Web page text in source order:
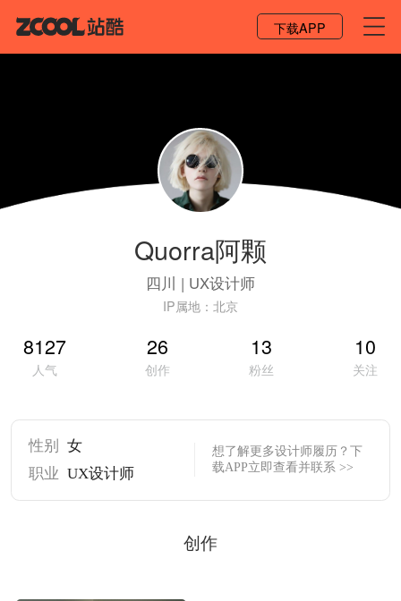
下载APP
Quorra阿颗
四川 | UX设计师
IP属地： 北京
8127
人气
26
创作
13
粉丝
10
关注
性别
女
职业 UX设计师
想了解更多设计师履历？下
载APP立即查看并联系 >>
创作